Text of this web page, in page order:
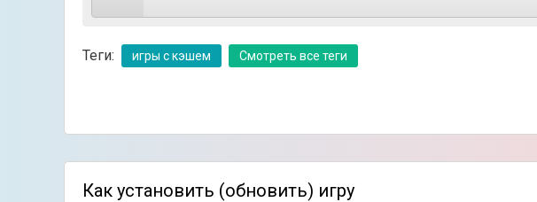
Теги: игры с кэшем Смотреть все теги
Как установить (обновить) игру